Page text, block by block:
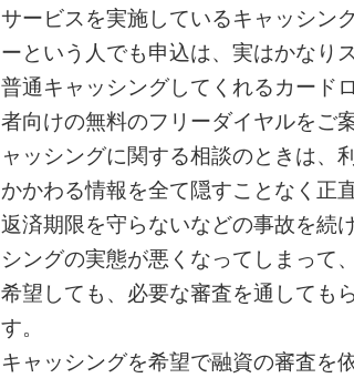
サービスを実施しているキャッシン
ーという人でも申込は、実はかなり
普通キャッシングしてくれるカード
者向けの無料のフリーダイヤルをご
ャッシングに関する相談のときは、
かかわる情報を全て隠すことなく正
返済期限を守らないなどの事故を続
シングの実態が悪くなってしまって
希望しても、必要な審査を通しても
す。
キャッシングを希望で融資の審査を